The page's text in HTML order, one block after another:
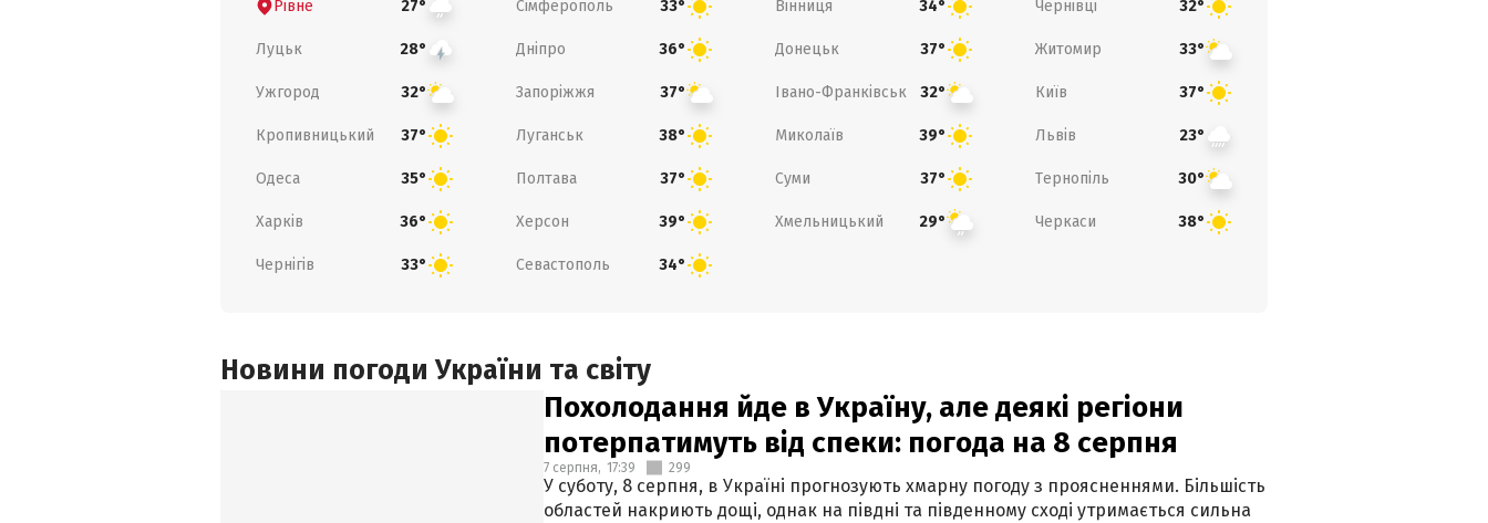
Рівне 27° Сімферополь 33° Вінниця 34° Чернівці 32°
Луцьк 28° Дніпро 36° Донецьк 37° Житомир 33°
Ужгород 32° Запоріжжя 37° Івано-Франківськ 32° Київ 37°
Кропивницький 37° Луганськ 38° Миколаїв 39° Львів 23°
Одеса 35° Полтава 37° Суми 37° Тернопіль 30°
Харків 36° Херсон 39° Хмельницький 29° Черкаси 38°
Чернігів 33° Севастополь 34°
Новини погоди України та світу
Похолодання йде в Україну, але деякі регіони
потерпатимуть від спеки: погода на 8 серпня
7 серпня, 17:39 299
У суботу, 8 серпня, в Україні прогнозують хмарну погоду з проясненнями. Більшість
областей накриють дощі, однак на півдні та південному сході утримається сильна